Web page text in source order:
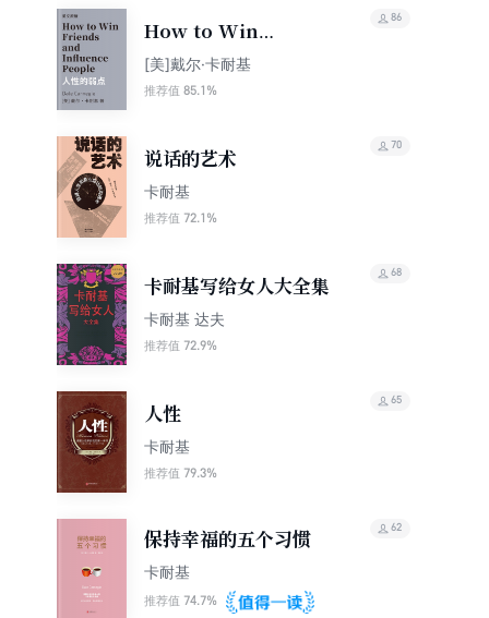
How to Win
Friends and
Influence People 人
[美]戴尔·卡耐基
推荐值 85.1%
86
说话的艺术
卡耐基
推荐值 72.1%
70
卡耐基写给女人大全集
卡耐基 达夫
推荐值 72.9%
68
人性
卡耐基
推荐值 79.3%
65
保持幸福的五个习惯
卡耐基
推荐值 74.7%
62